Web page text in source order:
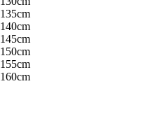
135cm
140cm
145cm
150cm
155cm
160cm